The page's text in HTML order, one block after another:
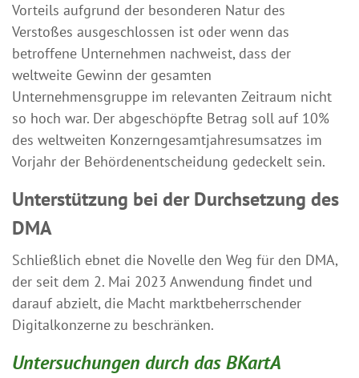
Vorteils aufgrund der besonderen Natur des
Verstoßes ausgeschlossen ist oder wenn das
betroffene Unternehmen nachweist, dass der
weltweite Gewinn der gesamten
Unternehmensgruppe im relevanten Zeitraum nicht
so hoch war. Der abgeschöpfte Betrag soll auf 10%
des weltweiten Konzerngesamtjahresumsatzes im
Vorjahr der Behördenentscheidung gedeckelt sein.
Unterstützung bei der Durchsetzung des
DMA
Schließlich ebnet die Novelle den Weg für den DMA,
der seit dem 2. Mai 2023 Anwendung findet und
darauf abzielt, die Macht marktbeherrschender
Digitalkonzerne zu beschränken.
Untersuchungen durch das BKartA